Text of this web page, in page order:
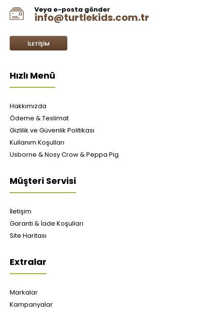
Veya e-posta gönder
info@turtlekids.com.tr
İLETIŞIM
Hızlı Menü
Hakkımızda
Ödeme & Teslimat
Gizlilik ve Güvenlik Politikası
Kullanım Koşulları
Usborne & Nosy Crow & Peppa Pig
Müşteri Servisi
İletişim
Garanti & İade Koşulları
Site Haritası
Extralar
Markalar
Kampanyalar